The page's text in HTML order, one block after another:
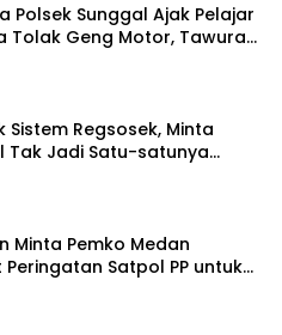
Polsek Sunggal Ajak Pelajar
Tolak Geng Motor, Tawuran,
Sistem Regsosek, Minta
Tak Jadi Satu-satunya
Bansos
Minta Pemko Medan
Peringatan Satpol PP untuk